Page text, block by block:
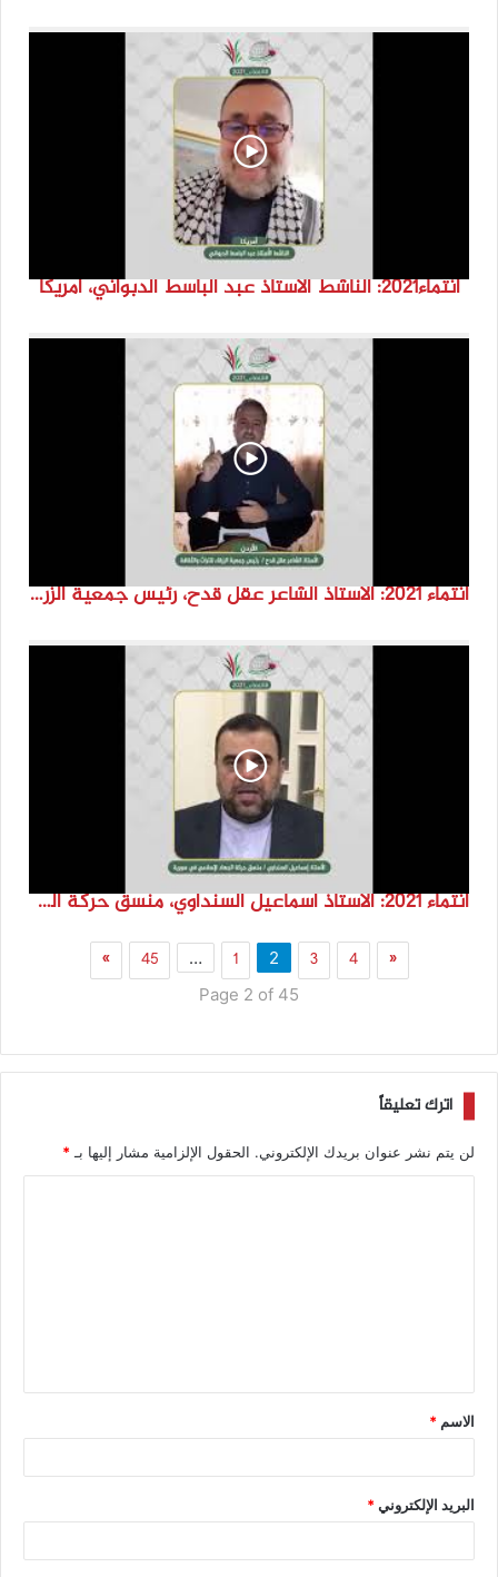
انتماء2021: الناشط الاستاذ عبد الباسط الدبواني، أمريكا
انتماء 2021: الاستاذ الشاعر عقل قدح، رئيس جمعية الزرقاء للتراث والثقافة، الاردن
انتماء 2021: الاستاذ اسماعيل السنداوي، منسق حركة الجهاد الاسلامي في سوريا
«
1 2 3 4
…
45
»
Page 2 of 45
اترك تعليقاً
لن يتم نشر عنوان بريدك الإلكتروني. الحقول الإلزامية مشار إليها بـ *
الاسم *
البريد الإلكتروني*